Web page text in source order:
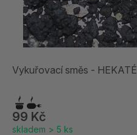
Vykuřovací směs - HEKATÉ
99 Kč
skladem > 5 ks